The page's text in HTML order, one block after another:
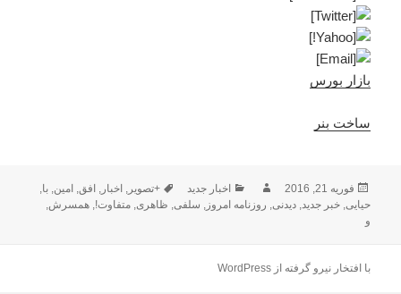
بازار بورس
ساخت بنر
ارسال
شده
فوریه 21, 2016 نویسندهدسته‌ها
اخبار جدید برچسب‌ها
+تصویر, اخبار, افق, امین,با,
حیایی,خبر جدید,دیدنی, روزنامه امروز, سلفی, ظاهری,متفاوت!,همسرش,
و
با افتخار نیرو گرفته از WordPress